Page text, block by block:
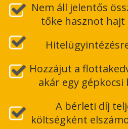
Nem áll jelentős
tőke hasznot
Hozzájut a
akár egy gépkocsi
A bérleti díj
költségként